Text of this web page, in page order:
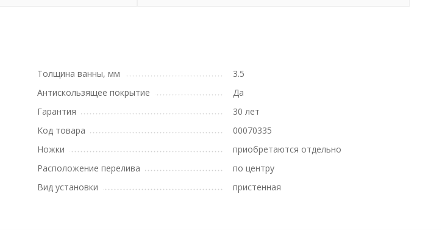
Толщина ванны, мм
3.5
Антискользящее покрытие
Да
Гарантия
30 лет
Код товара
00070335
Ножки
приобретаются отдельно
Расположение перелива
по центру
Вид установки
пристенная